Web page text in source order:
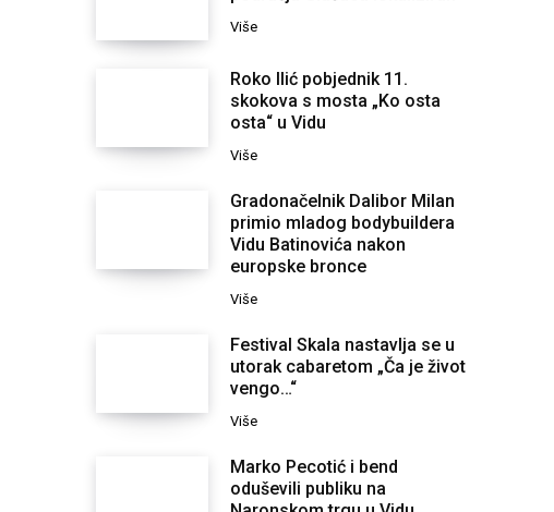
Više
Roko Ilić pobjednik 11.
skokova s mosta „Ko osta
osta“ u Vidu
Više
Gradonačelnik Dalibor Milan
primio mladog bodybuildera
Vidu Batinovića nakon
europske bronce
Više
Festival Skala nastavlja se u
utorak cabaretom „Ča je život
vengo…“
Više
Marko Pecotić i bend
oduševili publiku na